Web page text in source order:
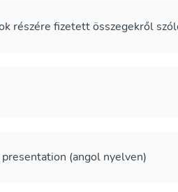
részére fizetett összegekről
(angol nyelven)